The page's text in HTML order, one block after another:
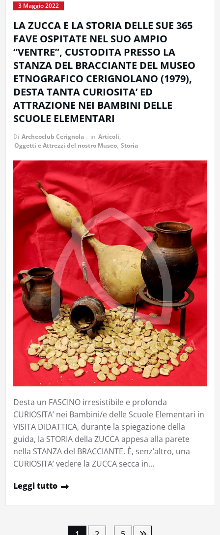
3 Maggio 2022
LA ZUCCA E LA STORIA DELLE SUE 365
FAVE OSPITATE NEL SUO AMPIO
“VENTRE”, CUSTODITA PRESSO LA
STANZA DEL BRACCIANTE DEL MUSEO
ETNOGRAFICO CERIGNOLANO (1979),
DESTA TANTA CURIOSITA’ ED
ATTRAZIONE NEI BAMBINI DELLE
SCUOLE ELEMENTARI
Di Archeoclub Cerignola in Articoli,
Oggetti e Attrezzi del nostro Museo, Storia
Desta un FASCINO irresistibile e profonda
CURIOSITA’ nei Bambini/e delle Scuole Elementari in
VISITA DIDATTICA, durante la spiegazione della
guida, la STORIA della ZUCCA appesa alla parete
nella STANZA del BRACCIANTE. È, senz’altro, una
CURIOSITA’ vedere la ZUCCA secca in…
Leggi tutto